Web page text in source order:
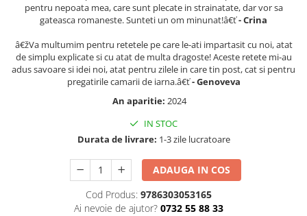
Teens Book Club
Birotica & Papetarie
Adezivi si benzi adezive
Instrumente de scris
Organizare si Arhivare
Seturi birotica
pentru nepoata mea, care sunt plecate in strainatate, dar vor sa
gateasca romaneste. Sunteti un om minunat!â€ť- Crina
â€žVa multumim pentru retetele pe care le-ati impartasit cu noi, atat
de simplu explicate si cu atat de multa dragoste! Aceste retete mi-au
adus savoare si idei noi, atat pentru zilele in care tin post, cat si pentru
pregatirile camarii de iarna.â€ť- Genoveva
An aparitie: 2024
IN STOC
Durata de livrare: 1-3 zile lucratoare
ADAUGA IN COS
Cod Produs: 9786303053165
Ai nevoie de ajutor? 0732 55 88 33